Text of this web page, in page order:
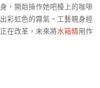
，開始操作她吧檯上的咖啡
彩虹色的霧氣。工藝親身經
在改革，未來將水箱精用作